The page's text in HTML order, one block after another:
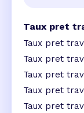
Taux pret
Taux pret
Taux pret
Taux pret
Taux pret
Taux pret